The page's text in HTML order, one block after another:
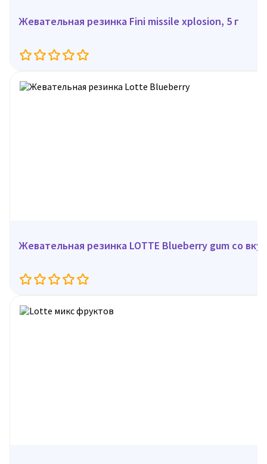
Жевательная резинка Fini missile xplosion, 5 г
Жевательная резинка LOTTE Blueberry gum со